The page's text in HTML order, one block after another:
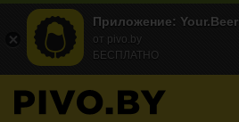
Приложение: Your.Beer
от pivo.by
БЕСПЛАТНО